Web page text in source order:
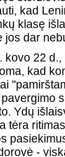
kad
klasę
jos dar
kovo 22
kad
Ydų
tėra
-